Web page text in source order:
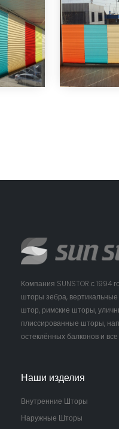
Компания SUNSTOR с 1994
шторы зебра,
штор, римские шторы,
плиссированные шторы,
остеклённых балконов и
Наши изделия
Внутренние Шторы
Наружные Шторы